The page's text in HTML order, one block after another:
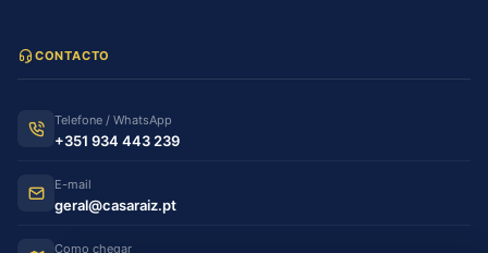
CONTACTO
Telefone / WhatsApp
+351 934 443 239
E-mail
geral@casaraiz.pt
Como chegar